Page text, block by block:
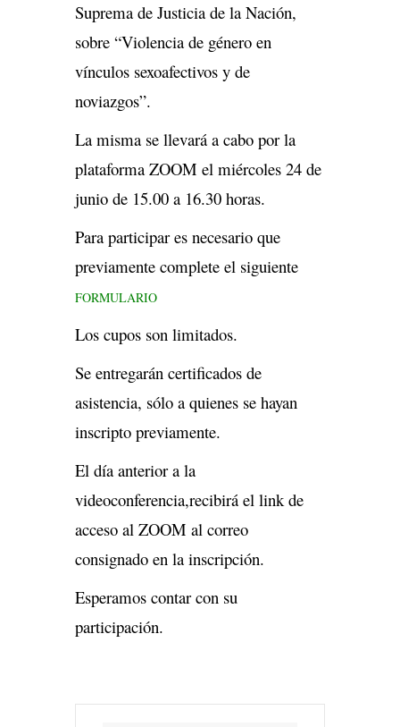
Suprema de Justicia de la Nación,
sobre “Violencia de género en
vínculos sexoafectivos y de
noviazgos”.
La misma se llevará a cabo por la
plataforma ZOOM el miércoles 24 de
junio de 15.00 a 16.30 horas.
Para participar es necesario que
previamente complete el siguiente
FORMULARIO
Los cupos son limitados.
Se entregarán certificados de
asistencia, sólo a quienes se hayan
inscripto previamente.
El día anterior a la
videoconferencia,recibirá el link de
acceso al ZOOM al correo
consignado en la inscripción.
Esperamos contar con su
participación.